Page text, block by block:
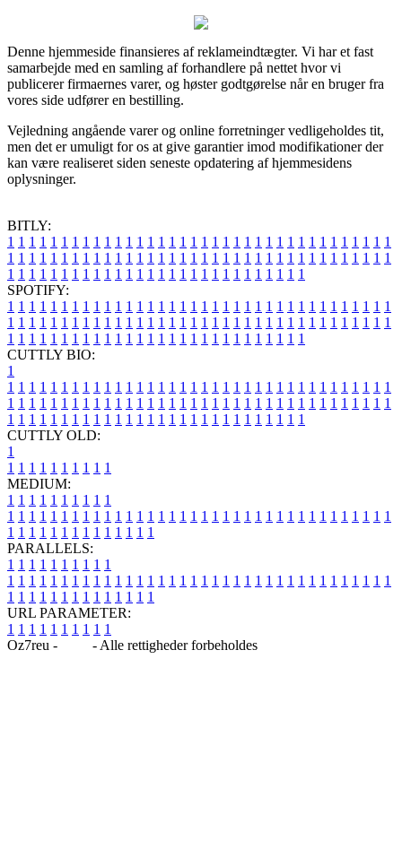
Denne hjemmeside finansieres af reklameindtægter. Vi har et fast
samarbejde med en samling af forhandlere på nettet hvor vi
publicerer firmaernes varer, og høster godtgørelse når en bruger fra
vores side udfører en bestilling.
Vejledning angående varer og online forretninger vedligeholdes tit,
men det er umuligt for os at give garantier imod modifikationer der
kan være realiseret siden seneste opdatering af hjemmesidens
oplysninger.
BITLY:
1 1 1 1 1 1 1 1 1 1 1 1 1 1 1 1 1 1 1 1 1 1 1 1 1 1 1 1 1 1 1 1 1 1 1 1
1 1 1 1 1 1 1 1 1 1 1 1 1 1 1 1 1 1 1 1 1 1 1 1 1 1 1 1 1 1 1 1 1 1 1 1
1 1 1 1 1 1 1 1 1 1 1 1 1 1 1 1 1 1 1 1 1 1 1 1 1 1 1 1
SPOTIFY:
1 1 1 1 1 1 1 1 1 1 1 1 1 1 1 1 1 1 1 1 1 1 1 1 1 1 1 1 1 1 1 1 1 1 1 1
1 1 1 1 1 1 1 1 1 1 1 1 1 1 1 1 1 1 1 1 1 1 1 1 1 1 1 1 1 1 1 1 1 1 1 1
1 1 1 1 1 1 1 1 1 1 1 1 1 1 1 1 1 1 1 1 1 1 1 1 1 1 1 1
CUTTLY BIO:
1
1 1 1 1 1 1 1 1 1 1 1 1 1 1 1 1 1 1 1 1 1 1 1 1 1 1 1 1 1 1 1 1 1 1 1 1
1 1 1 1 1 1 1 1 1 1 1 1 1 1 1 1 1 1 1 1 1 1 1 1 1 1 1 1 1 1 1 1 1 1 1 1
1 1 1 1 1 1 1 1 1 1 1 1 1 1 1 1 1 1 1 1 1 1 1 1 1 1 1 1
CUTTLY OLD:
1
1 1 1 1 1 1 1 1 1 1
MEDIUM:
1 1 1 1 1 1 1 1 1 1
1 1 1 1 1 1 1 1 1 1 1 1 1 1 1 1 1 1 1 1 1 1 1 1 1 1 1 1 1 1 1 1 1 1 1 1
1 1 1 1 1 1 1 1 1 1 1 1 1 1
PARALLELS:
1 1 1 1 1 1 1 1 1 1
1 1 1 1 1 1 1 1 1 1 1 1 1 1 1 1 1 1 1 1 1 1 1 1 1 1 1 1 1 1 1 1 1 1 1 1
1 1 1 1 1 1 1 1 1 1 1 1 1 1
URL PARAMETER:
1 1 1 1 1 1 1 1 1 1
Oz7reu -
- Alle rettigheder forbeholdes